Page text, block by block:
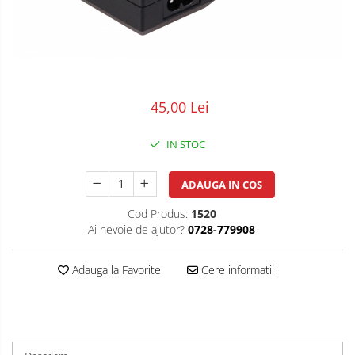
POS/Scanere coduri de bare
45,00 Lei
IN STOC
ADAUGA IN COS
Cod Produs: 1520
Ai nevoie de ajutor? 0728-779908
Adauga la Favorite Cere informatii